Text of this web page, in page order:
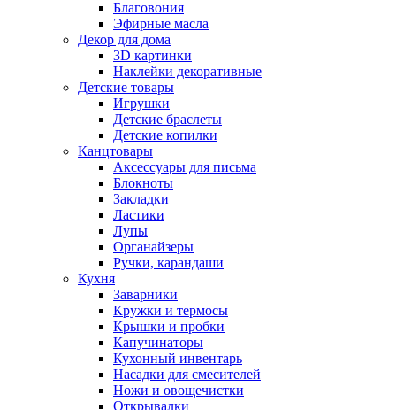
Благовония
Эфирные масла
Декор для дома
3D картинки
Наклейки декоративные
Детские товары
Игрушки
Детские браслеты
Детские копилки
Канцтовары
Аксессуары для письма
Блокноты
Закладки
Ластики
Лупы
Органайзеры
Ручки, карандаши
Кухня
Заварники
Кружки и термосы
Крышки и пробки
Капучинаторы
Кухонный инвентарь
Насадки для смесителей
Ножи и овощечистки
Открывалки